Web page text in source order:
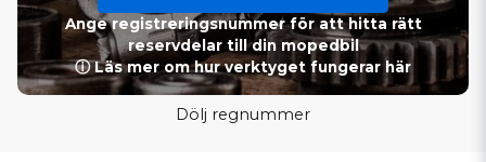
Ange registreringsnummer för att hitta rätt
reservdelar till din mopedbil
ⓘ Läs mer om hur verktyget fungerar här
Dölj regnummer